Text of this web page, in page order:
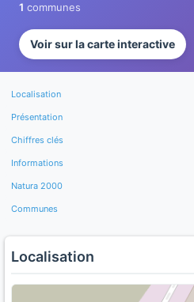
1 communes
Voir sur la carte interactive
Localisation
Présentation
Chiffres clés
Informations
Natura 2000
Communes
Localisation